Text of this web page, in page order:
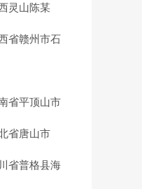
灵山陈某
省赣州市石
省平顶山市
省唐山市
省普格县海